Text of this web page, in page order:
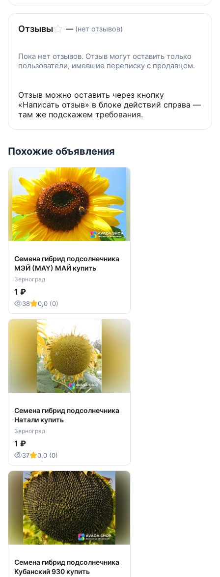
Отзывы — (нет отзывов)
Пока нет отзывов. Отзыв могут оставить только
пользователи, имевшие переписку с продавцом.
Отзыв можно оставить через кнопку
«Написать отзыв» в блоке действий справа —
там же подскажем требования.
Похожие объявления
Семена гибрид подсолнечника
МЭЙ (MAY) МАЙ купить
Зерноград
1 ₽
38 0,0 (0)
Семена гибрид подсолнечника
Натали купить
Зерноград
1 ₽
37 0,0 (0)
Семена гибрид подсолнечника
Кубанский 930 купить